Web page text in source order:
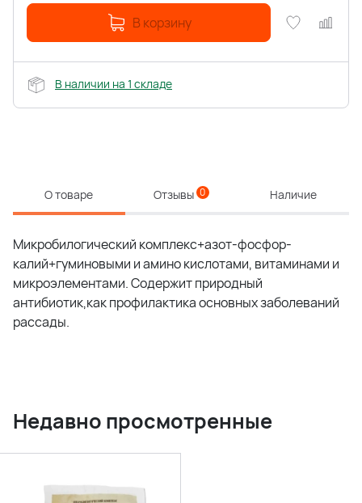
В корзину
В наличии на 1 складе
О товаре Отзывы 0 Наличие
Микробилогический комплекс+азот-фосфор-
калий+гуминовыми и амино кислотами, витаминами и
микроэлементами. Содержит природный
антибиотик,как профилактика основных заболеваний
рассады.
Недавно просмотренные